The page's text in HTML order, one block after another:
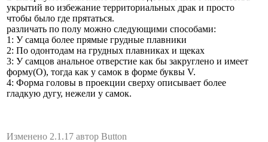
укрытий во избежание территориальных драк и просто
чтобы было где прятаться.
различать по полу можно следующими способами:
1: У самца более прямые грудные плавники
2: По одонтодам на грудных плавниках и щеках
3: У самцов анальное отверстие как бы закруглено и имеет
форму(O), тогда как у самок в форме буквы V.
4: Форма головы в проекции сверху описывает более
гладкую дугу, нежели у самок.
Изменено 2.1.17 автор Button